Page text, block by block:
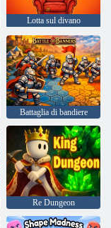
Lotta sul divano
Battaglia di bandiere
Re Dungeon